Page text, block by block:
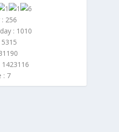
256
: 1010
: 7